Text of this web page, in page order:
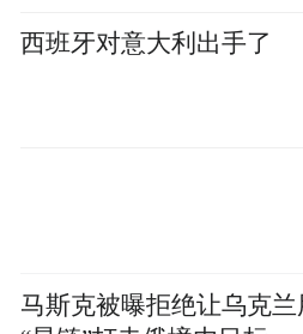
西班牙对意大利出手了
马斯克被曝拒绝让乌克兰